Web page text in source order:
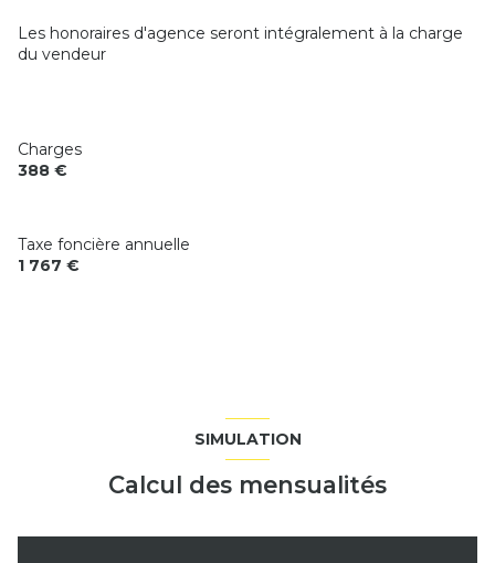
Les honoraires d'agence seront intégralement à la charge
du vendeur
Charges
388 €
Taxe foncière annuelle
1 767 €
SIMULATION
Calcul des mensualités